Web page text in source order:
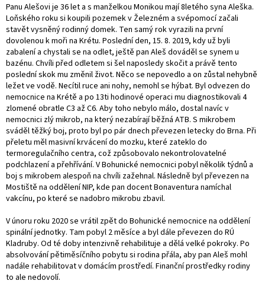
Panu Alešovi je 36 let a s manželkou Monikou mají 8letého syna Aleška.
Loňského roku si koupili pozemek v Železném a svépomocí začali
stavět vysněný rodinný domek. Ten samý rok vyrazili na první
dovolenou k moři na Krétu. Poslední den, 15. 8. 2019, kdy už byli
zabalení a chystali se na odlet, ještě pan Aleš dováděl se synem u
bazénu. Chvíli před odletem si šel naposledy skočit a právě tento
poslední skok mu změnil život. Něco se nepovedlo a on zůstal nehybně
ležet ve vodě. Necítil ruce ani nohy, nemohl se hýbat. Byl odvezen do
nemocnice na Krétě a po 13ti hodinové operaci mu diagnostikovali 4
zlomené obratle C3 až C6. Aby toho nebylo málo, dostal navíc v
nemocnici zlý mikrob, na který nezabírají běžná ATB. S mikrobem
sváděl těžký boj, proto byl po pár dnech převezen letecky do Brna. Při
přeletu měl masivní krvácení do mozku, které zateklo do
termoregulačního centra, což způsobovalo nekontrolovatelné
podchlazení a přehřívání. V Bohunické nemocnici pobyl několik týdnů a
boj s mikrobem alespoň na chvíli zažehnal. Následně byl převezen na
Mostiště na oddělení NIP, kde pan docent Bonaventura namíchal
vakcínu, po které se nadobro mikrobu zbavil.
V únoru roku 2020 se vrátil zpět do Bohunické nemocnice na oddělení
spinální jednotky. Tam pobyl 2 měsíce a byl dále převezen do RÚ
Kladruby. Od té doby intenzivně rehabilituje a dělá velké pokroky. Po
absolvování pětiměsíčního pobytu si rodina přála, aby pan Aleš mohl
nadále rehabilitovat v domácím prostředí. Finanční prostředky rodiny
to ale nedovolí.